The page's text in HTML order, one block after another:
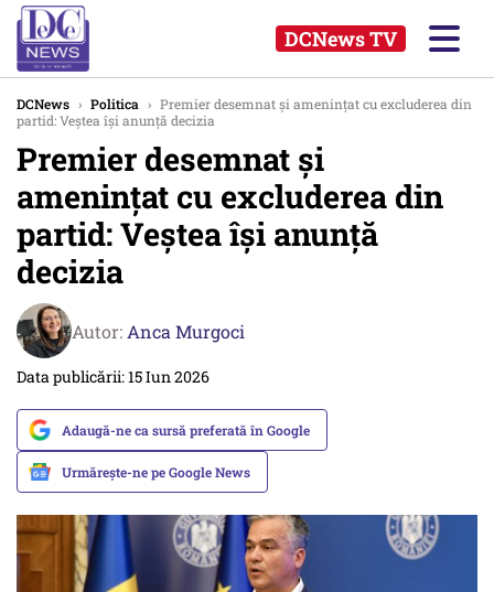
DCNews TV
DCNews › Politica › Premier desemnat și amenințat cu excluderea din
partid: Veștea își anunță decizia
Premier desemnat și
amenințat cu excluderea din
partid: Veștea își anunță
decizia
Autor: Anca Murgoci
Data publicării: 15 Iun 2026
Adaugă-ne ca sursă preferată în Google
Urmărește-ne pe Google News